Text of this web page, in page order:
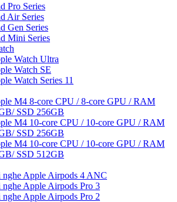
Pro Series
Air Series
Gen Series
Mini Series
Watch Ultra
Watch SE
Watch Series 11
M4 8-core CPU / 8-core GPU / RAM
SSD 256GB
M4 10-core CPU / 10-core GPU / RAM
SSD 256GB
M4 10-core CPU / 10-core GPU / RAM
SSD 512GB
nghe Apple Airpods 4 ANC
nghe Apple Airpods Pro 3
nghe Apple Airpods Pro 2